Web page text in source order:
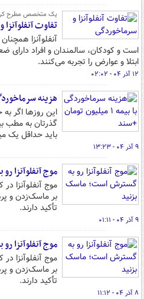
یک متخصص مطرح
تفاوت
آنفلوآنزا
است و کودکان، سالمندان و افراد
ابتلا و عوارض را تجربه می‌کنند.
۱۲ آذر ۰۴ - ۰۲:۰۲
هزینه سرماخوردگی با بیمه ۱
این روزها اگر
گذرتان به مطب
باید حداقل یک
۹ آذر ۰۴ - ۱۳:۲۳
موج آنفلوآنزا
موج آنفلوآنزا
بر ماسک‌زدن و
تأکید دارند.
۹ آذر ۰۴ - ۰۱:۱۱
موج آنفلوآنزا
موج آنفلوآنزا
بر ماسک‌زدن و
تأکید دارند.
۸ آذر ۰۴ - ۱۱:۱۲